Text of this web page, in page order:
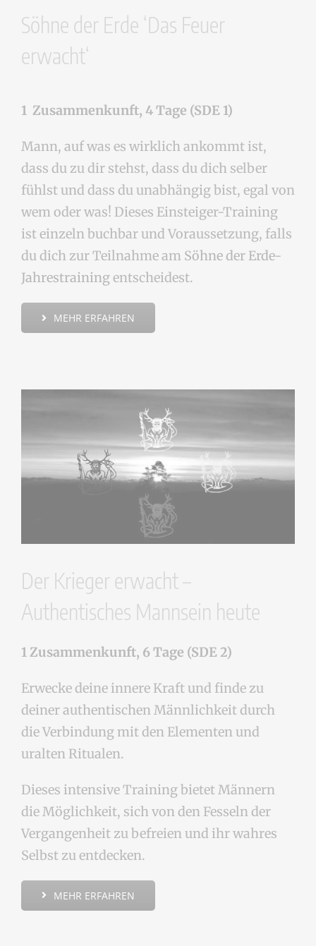
Söhne der Erde ‘Das Feuer
erwacht‘
1 Zusammenkunft, 4 Tage (SDE 1)
Mann, auf was es wirklich ankommt ist,
dass du zu dir stehst, dass du dich selber
fühlst und dass du unabhängig bist, egal von
wem oder was! Dieses Einsteiger-Training
ist einzeln buchbar und Voraussetzung, falls
du dich zur Teilnahme am Söhne der Erde-
Jahrestrainingentscheidest.
MEHR ERFAHREN
Der Krieger erwacht –
Authentisches Mannsein heute
1 Zusammenkunft, 6 Tage (SDE 2)
Erwecke deine innere Kraft und finde zu
deiner authentischen Männlichkeit durch
die Verbindung mit den Elementen und
uralten Ritualen.
Dieses intensive Training bietet Männern
die Möglichkeit, sich von den Fesseln der
Vergangenheit zu befreien und ihr wahres
Selbst zu entdecken.
MEHR ERFAHREN